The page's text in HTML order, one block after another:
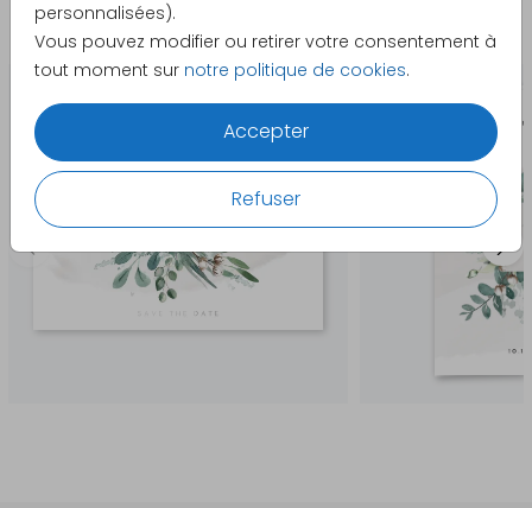
personnalisées).
Vous pouvez modifier ou retirer votre consentement à
tout moment sur notre politique de cookies.
Accepter
Refuser
La papeterie assortie